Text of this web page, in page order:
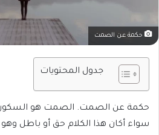
حكمة عن الصمت
جدول المحتويات
حكمة عن الصمت. الصمت هو السكون
سواء أكان هذا الكلام حق أو باطل